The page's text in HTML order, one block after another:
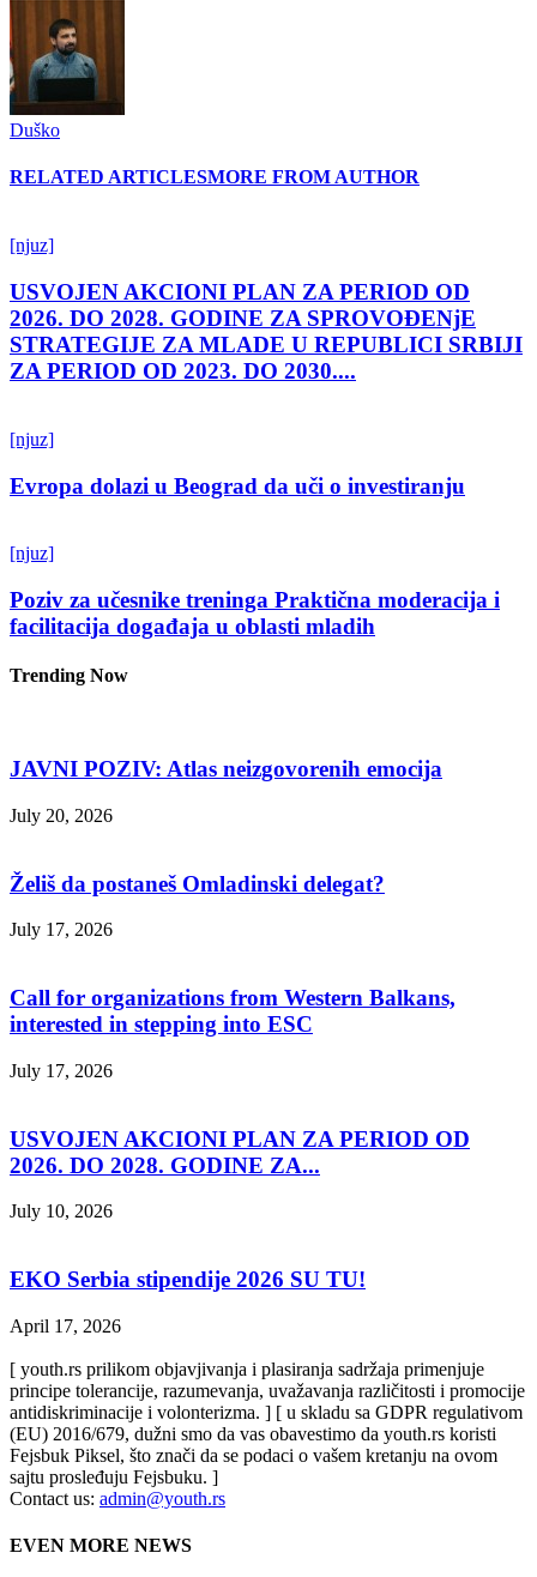
Duško
RELATED ARTICLESMORE FROM AUTHOR
[njuz]
USVOJEN AKCIONI PLAN ZA PERIOD OD
2026. DO 2028. GODINE ZA SPROVOĐENjE
STRATEGIJE ZA MLADE U REPUBLICI SRBIJI
ZA PERIOD OD 2023. DO 2030....
[njuz]
Evropa dolazi u Beograd da uči o investiranju
[njuz]
Poziv za učesnike treninga Praktična moderacija i
facilitacija događaja u oblasti mladih
Trending Now
JAVNI POZIV: Atlas neizgovorenih emocija
July 20, 2026
Želiš da postaneš Omladinski delegat?
July 17, 2026
Call for organizations from Western Balkans,
interested in stepping into ESC
July 17, 2026
USVOJEN AKCIONI PLAN ZA PERIOD OD
2026. DO 2028. GODINE ZA...
July 10, 2026
EKO Serbia stipendije 2026 SU TU!
April 17, 2026
[ youth.rs prilikom objavjivanja i plasiranja sadržaja primenjuje
principe tolerancije, razumevanja, uvažavanja različitosti i promocije
antidiskriminacije i volonterizma. ] [ u skladu sa GDPR regulativom
(EU) 2016/679, dužni smo da vas obavestimo da youth.rs koristi
Fejsbuk Piksel, što znači da se podaci o vašem kretanju na ovom
sajtu prosleđuju Fejsbuku. ]
Contact us: admin@youth.rs
EVEN MORE NEWS